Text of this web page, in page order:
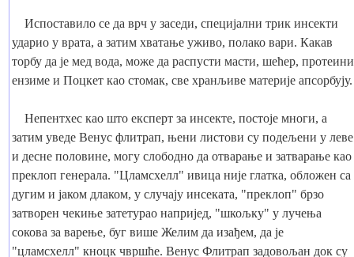
Испоставило се да врч у заседи, специјални трик инсекти
ударио у врата, а затим хватање уживо, полако вари. Какав
торбу да је мед вода, може да распусти масти, шећер, протеини
ензиме и Поцкет као стомак, све хранљиве материје апсорбују.
Непентхес као што експерт за инсекте, постоје многи, а
затим уведе Венус флитрап, њени листови су подељени у леве
и десне половине, могу слободно да отварање и затварање као
преклоп генерала. "Цламсхелл" ивица није глатка, обложен са
дугим и јаком длаком, у случају инсеката, "преклоп" брзо
затворен чекиње затетурао напријед, "шкољку" у лучења
сокова за варење, буг више Желим да изађем, да је
"цламсхелл" кноцк чвршће. Венус Флитрап задовољан док су